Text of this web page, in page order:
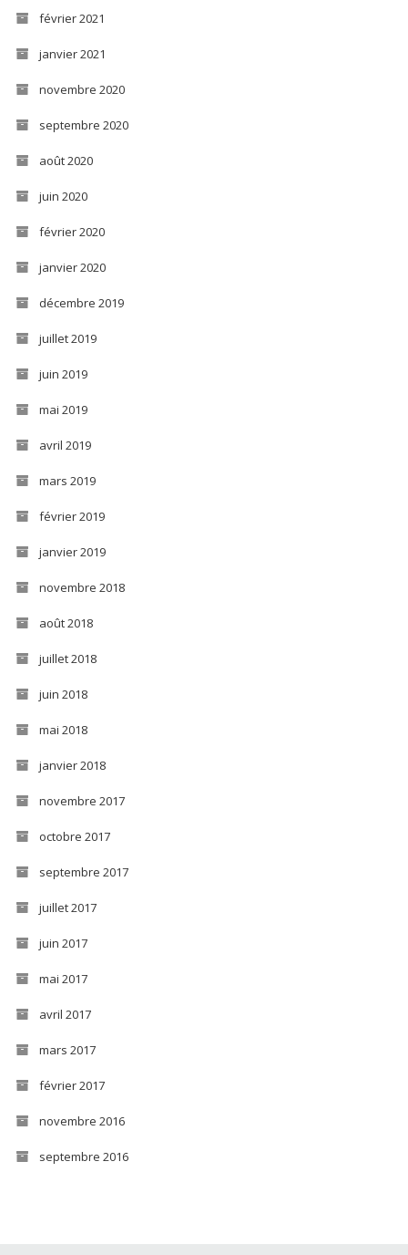
février 2021
janvier 2021
novembre 2020
septembre 2020
août 2020
juin 2020
février 2020
janvier 2020
décembre 2019
juillet 2019
juin 2019
mai 2019
avril 2019
mars 2019
février 2019
janvier 2019
novembre 2018
août 2018
juillet 2018
juin 2018
mai 2018
janvier 2018
novembre 2017
octobre 2017
septembre 2017
juillet 2017
juin 2017
mai 2017
avril 2017
mars 2017
février 2017
novembre 2016
septembre 2016